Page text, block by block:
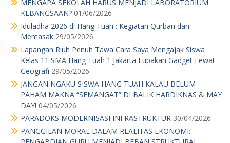
Lapangan Riuh Penuh Tawa Cara Saya Mengajak Siswa
Kelas 11 SMA Hang Tuah 1 Jakarta Lupakan Gadget Lewat
Geografi 29/05/2026
JANGAN NGAKU SISWA HANG TUAH KALAU BELUM
PAHAM MAKNA “SEMANGAT” DI BALIK HARDIKNAS & MAY
DAY! 04/05/2026
PARADOKS MODERNISASI INFRASTRUKTUR
PANGGILAN MORAL DALAM REALITAS EKONOMI:
PENGABDIAN GURU MENJADI BEBAN STRUKTURAL
27/04/2026